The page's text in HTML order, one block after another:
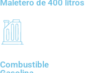
Maletero de 400 litros
Combustible